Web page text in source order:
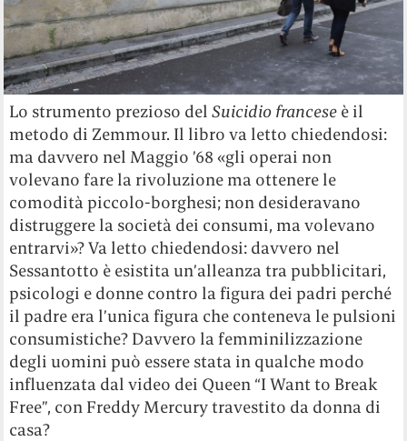
Lo strumento prezioso delSuicidio francese è il
metodo di Zemmour. Il libro va letto chiedendosi:
ma davvero nel Maggio ’68 «gli operai non
volevano fare la rivoluzione ma ottenere le
comodità piccolo-borghesi; non desideravano
distruggere la società dei consumi, ma volevano
entrarvi»? Va letto chiedendosi: davvero nel
Sessantotto è esistita un’alleanza tra pubblicitari,
psicologi e donne contro la figura dei padri perché
il padre era l’unica figura che conteneva le pulsioni
consumistiche? Davvero la femminilizzazione
degli uomini può essere stata in qualche modo
influenzata dal video dei Queen “I Want to Break
Free”, con Freddy Mercury travestito da donna di
casa?